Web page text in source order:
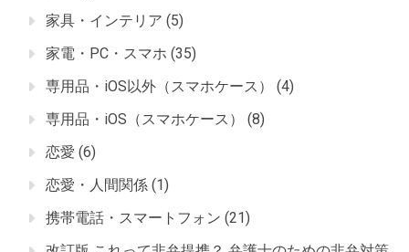
家具・インテリア (5)
家電・PC・スマホ (35)
専用品・iOS以外（スマホケース）
(4)
専用品・iOS（スマホケース）
(8)
恋愛 (6)
恋愛・人間関係 (1)
携帯電話・スマートフォン (21)